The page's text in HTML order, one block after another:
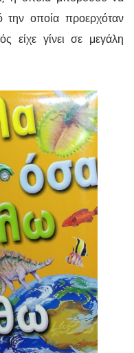
την οποία προερχόταν
είχε γίνει σε μεγάλη